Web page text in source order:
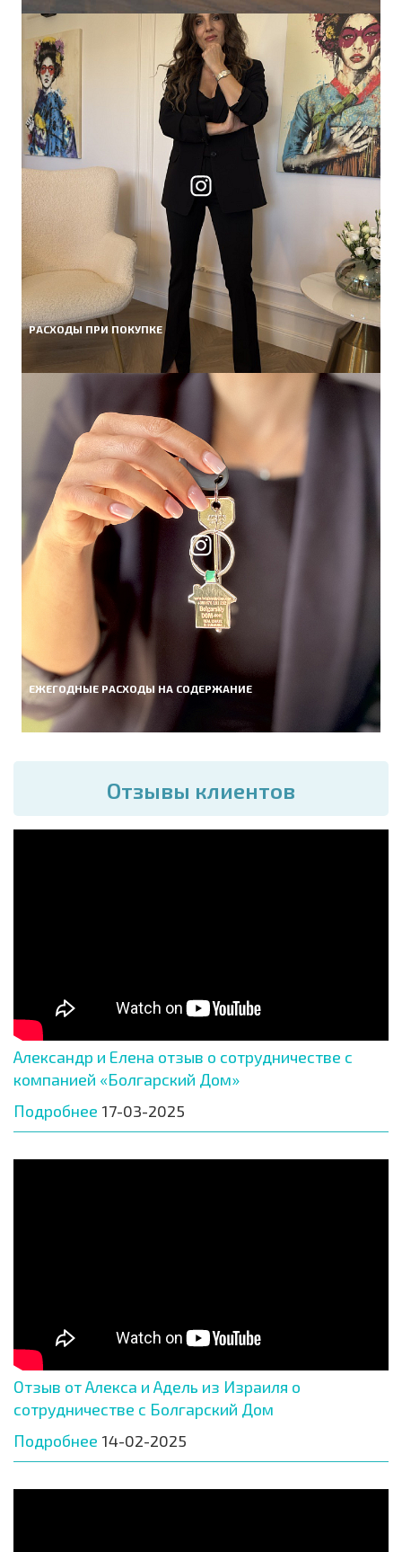
РАСХОДЫ ПРИ ПОКУПКЕ
ЕЖЕГОДНЫЕ РАСХОДЫ НА СОДЕРЖАНИЕ
Отзывы клиентов
Александр и Елена отзыв о сотрудничестве с
компанией «Болгарский Дом»
Подробнее 17-03-2025
Отзыв от Алекса и Адель из Израиля о
сотрудничестве с Болгарский Дом
Подробнее 14-02-2025